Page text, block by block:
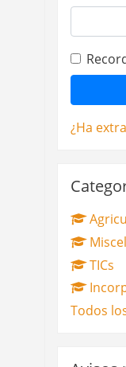
¿Ha
TICs
Todos